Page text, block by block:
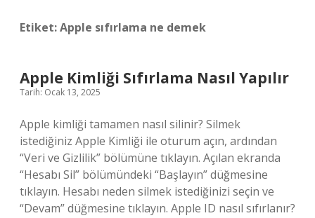
Etiket:Apple sıfırlama ne demek
Apple Kimliği Sıfırlama Nasıl Yapılır
Tarih: Ocak 13, 2025
Apple kimliği tamamen nasıl silinir? Silmek
istediğiniz Apple Kimliği ile oturum açın, ardından
“Veri ve Gizlilik” bölümüne tıklayın. Açılan ekranda
“Hesabı Sil” bölümündeki “Başlayın” düğmesine
tıklayın. Hesabı neden silmek istediğinizi seçin ve
“Devam” düğmesine tıklayın. Apple ID nasıl sıfırlanır?